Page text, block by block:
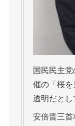
国民民主
催の「桜
透明だとし
安倍晋三